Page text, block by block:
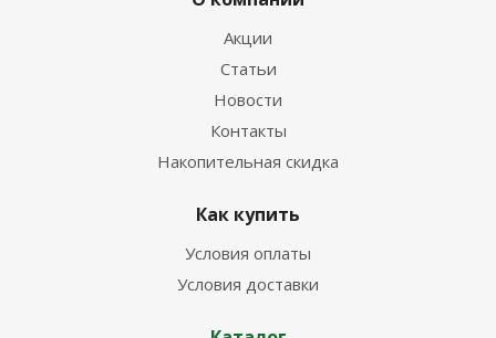
Акции
Статьи
Новости
Контакты
Накопительная скидка
Как купить
Условия оплаты
Условия доставки